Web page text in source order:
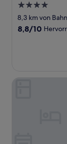
4.0-
Sterne-
Unterkunft
8,3 km von
8.8
8,8/10